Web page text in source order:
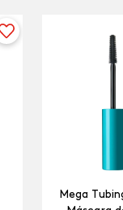
Mega